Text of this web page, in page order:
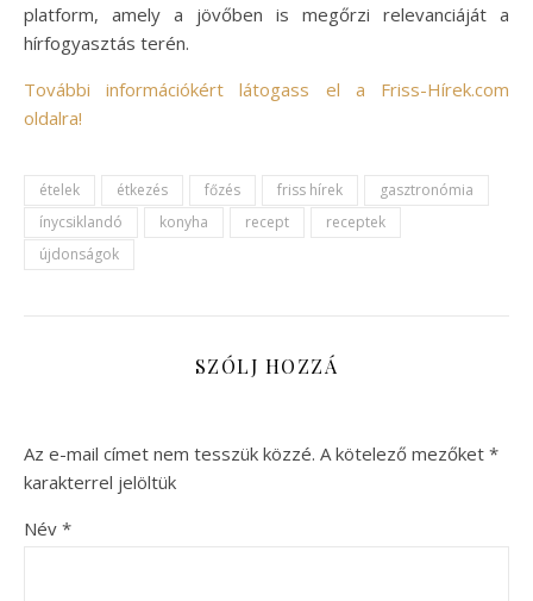
platform, amely a jövőben is megőrzi relevanciáját a
hírfogyasztás terén.
További információkért látogass el a Friss-Hírek.com
oldalra!
ételek étkezés főzés friss hírek
gasztronómia
ínycsiklandó
konyha recept
receptek
újdonságok
SZÓLJ HOZZÁ
Az e-mail címet nem tesszük közzé. A kötelező mezőket *
karakterrel jelöltük
Név *